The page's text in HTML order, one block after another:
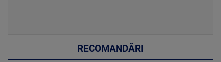
RECOMANDĂRI